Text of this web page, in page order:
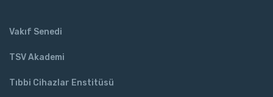
Vakıf Senedi
TSV Akademi
Tıbbi Cihazlar Enstitüsü